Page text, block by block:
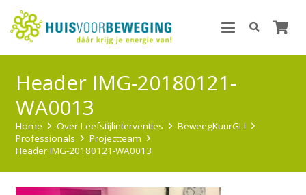
Header IMG-20180121-
WA0013
Home Over Leefstijlinterventies
BeweegKuurGLI
Professionals
Projectteam
Header IMG-20180121-WA0013